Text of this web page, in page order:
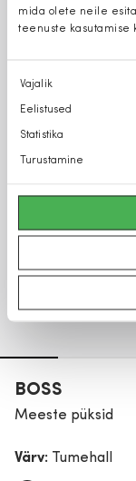
mida olete neile
teenuste kasutamise
Nõusoleku
valik
Vajalik
Eelistused
Statistika
Turustamine
BOSS
Meeste püksid
Värv: Tumehall